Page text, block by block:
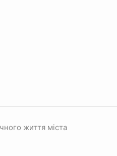
життя міста